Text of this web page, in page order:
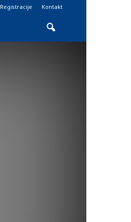
Registracije Kontakt